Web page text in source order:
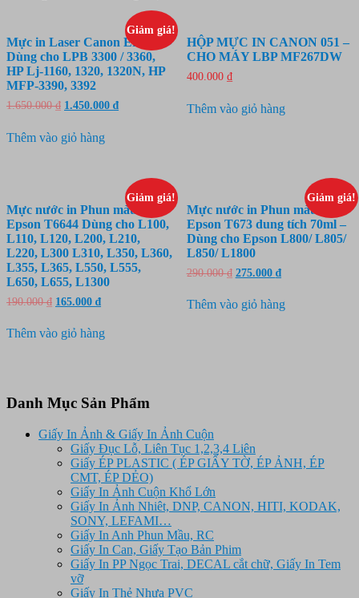
Giảm giá!
Mực in Laser Canon EP 308 –
Dùng cho LPB 3300 / 3360,
HP Lj-1160, 1320, 1320N, HP
MFP-3390, 3392
1.650.000₫ Giá
là:
1.650.000 ₫.
1.450.000 ₫Giá
Thêm vào giỏ hàng
HỘP MỰC IN CANON 051 –
CHO MÁY LBP MF267DW
400.000 ₫
Thêm vào giỏ hàng
Giảm giá!
Mực nước in Phun màu
Epson T6644 Dùng cho L100,
L110, L120, L200, L210,
L220, L300 L310, L350, L360,
L355, L365, L550, L555,
L650, L655, L1300
190.000₫ Giá
190.000 ₫.
165.000 ₫Giá
là:
Thêm vào giỏ hàng
Giảm giá!
Mực nước in Phun màu
Epson T673 dung tích 70ml –
Dùng cho Epson L800/ L805/
L850/ L1800
290.000₫ Giá
290.000 ₫.
275.000 ₫Giá
là:
Thêm vào giỏ hàng
Danh Mục Sản Phẩm
Giấy In Ảnh & Giấy In Ảnh Cuộn
Giấy Đục Lỗ, Liên Tục 1,2,3,4 Liên
Giấy ÉP PLASTIC ( ÉP GIẤY TỜ, ÉP ẢNH, ÉP
CMT, ÉP DẺO)
Giấy In Ảnh Cuộn Khổ Lớn
Giấy In Ảnh Nhiêt, DNP, CANON, HITI, KODAK,
SONY, LEFAMI…
Giấy In Anh Phun Mầu, RC
Giấy In Can, Giấy Tạo Bản Phim
Giấy In PP Ngọc Trai, DECAL cắt chữ, Giấy In Tem
vỡ
Giấy In Thẻ Nhựa PVC